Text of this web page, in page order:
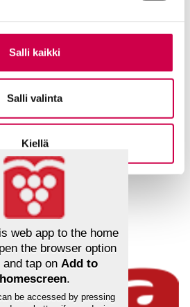
Salli kaikki
Salli valinta
Kiellä
web app to the home
the browser option
and tap on Add to
homescreen.
be accessed by pressing